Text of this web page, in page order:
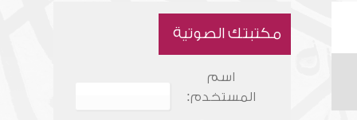
مكتبتك الصوتية
اسم
المستخدم: